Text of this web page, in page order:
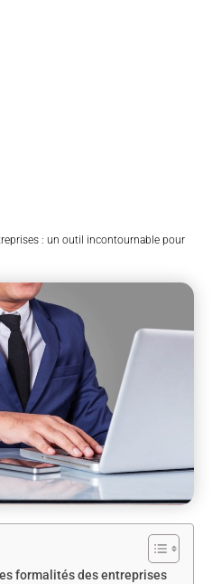
: un outil incontournable pour
formalités des entreprises